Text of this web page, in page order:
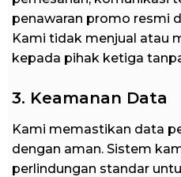
penawaran promo resmi
Kami tidak menjual atau
kepada pihak ketiga
3. Keamanan Data
Kami memastikan data
dengan aman. Sistem
perlindungan standar